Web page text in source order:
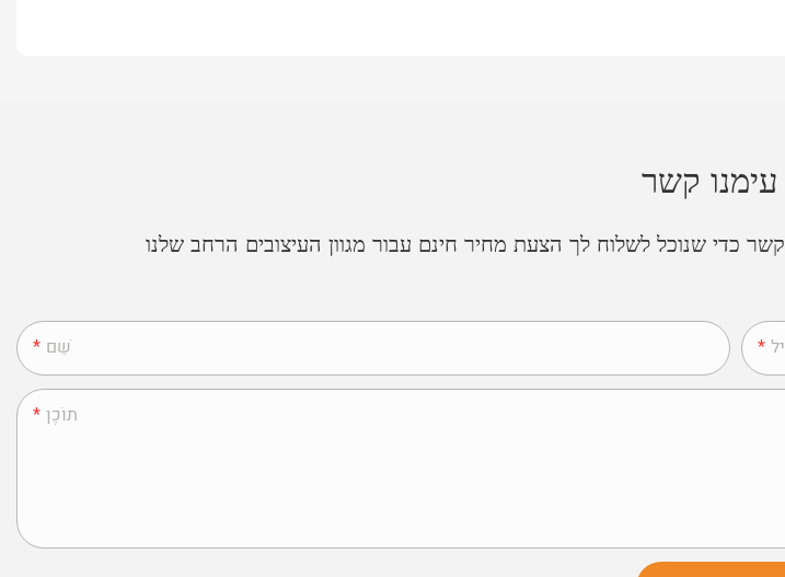
עימנו קשר
כדי שנוכל לשלוח לך הצעת מחיר חינם עבור מגוון העיצובים הרחב שלנו
שֵׁם
תוֹכֶן